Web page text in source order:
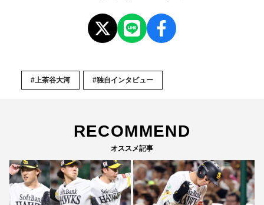
#上茶谷大河 #独自インタビュー
RECOMMEND
オススメ記事